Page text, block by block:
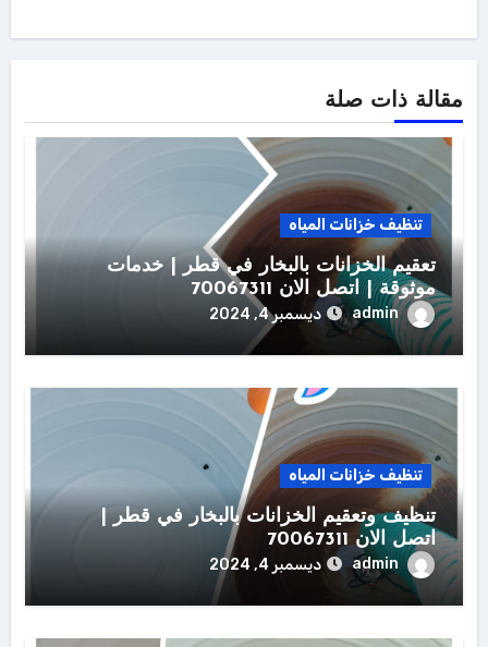
مقالة ذات صلة
تنظيف خزانات المياه
تعقيم الخزانات بالبخار في قطر | خدمات
موثوقة | اتصل الان 70067311
admin ديسمبر 4, 2024
تنظيف خزانات المياه
تنظيف وتعقيم الخزانات بالبخار في قطر |
اتصل الان 70067311
admin ديسمبر 4, 2024